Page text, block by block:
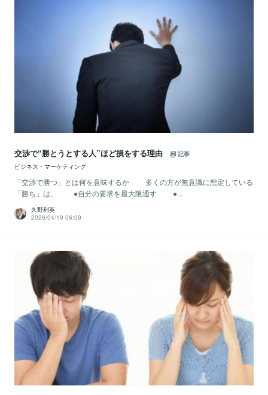
交渉で“勝とうとする人”ほど損をする理由
記事
ビジネス・マーケティング
「交渉で勝つ」とは何を意味するか 多くの方が無意識に想定している
「勝ち」は、 ●自分の要求を最大限通す ●...
久野利英
2026/04/19 06:09